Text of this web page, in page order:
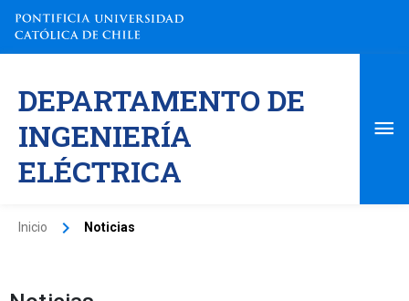
contenido
DEPARTAMENTO DE
INGENIERÍA
ELÉCTRICA
Inicio Noticias